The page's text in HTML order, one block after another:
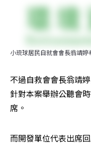
小琉球居民自就會會長翁靖
不過自救會會長翁靖
針對本案舉辦公聽會
席。
而開發單位代表出席